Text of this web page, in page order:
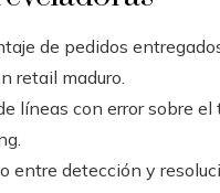
de pedidos
retail maduro.
líneas con error sobre
entre detección y